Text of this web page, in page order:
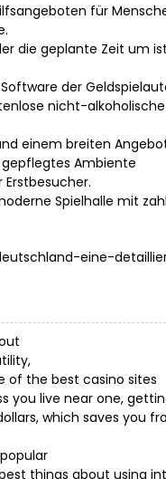
für
die geplante Zeit um
der
nicht-
einem breiten
Ambiente
Spielhalle mit
eine-
of the best casino sites
you live near one,
which saves you
things about using